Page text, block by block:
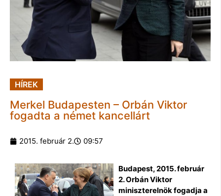
HÍREK
Merkel Budapesten – Orbán Viktor
fogadta a német kancellárt
2015. február 2. 09:57
Budapest, 2015. február
2. Orbán Viktor
miniszterelnök fogadja a